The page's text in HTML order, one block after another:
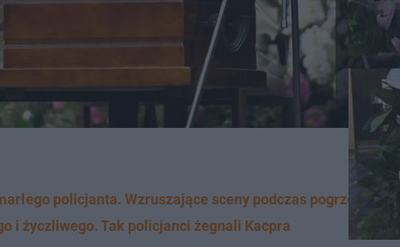
policjanta. Wzruszające sceny podczas pogrzebu
i życzliwego. Tak policjanci żegnali Kacpra